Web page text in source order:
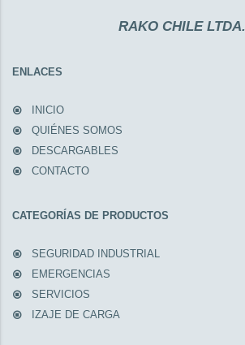
RAKO CHILE LTDA.
ENLACES
INICIO
QUIÉNES SOMOS
DESCARGABLES
CONTACTO
CATEGORÍAS DE PRODUCTOS
SEGURIDAD INDUSTRIAL
EMERGENCIAS
SERVICIOS
IZAJE DE CARGA